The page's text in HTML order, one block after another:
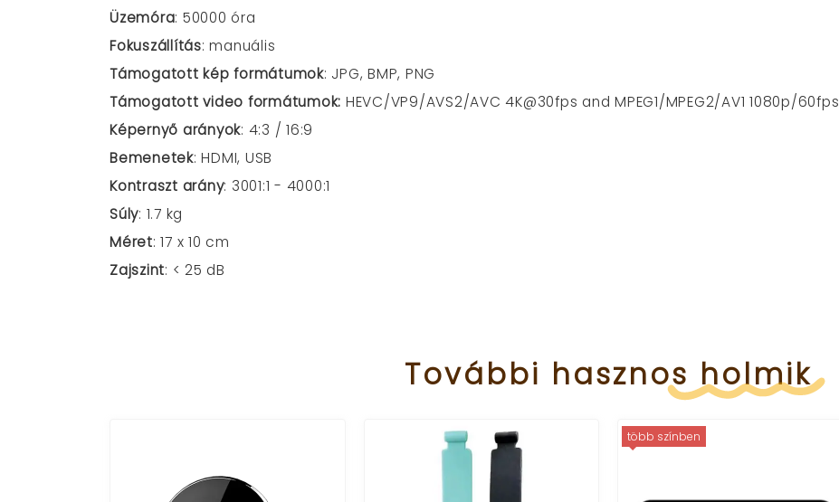
Üzemóra: 50000 óra
Fokuszállítás: manuális
Támogatott kép formátumok: JPG, BMP, PNG
Támogatott video formátumok: HEVC/VP9/AVS2/AVC 4K@30fps and MPEG1/MPEG2/AV1 1080p/60fps
Képernyő arányok: 4:3 / 16:9
Bemenetek: HDMI, USB
Kontraszt arány: 3001:1 - 4000:1
Súly: 1.7 kg
Méret: 17 x 10 cm
Zajszint: < 25 dB
További hasznos holmik
több színben